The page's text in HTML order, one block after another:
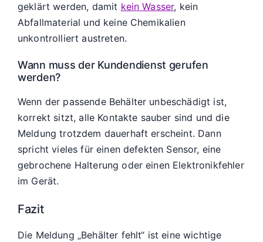
geklärt werden, damit kein Wasser, kein
Abfallmaterial und keine Chemikalien
unkontrolliert austreten.
Wann muss der Kundendienst gerufen
werden?
Wenn der passende Behälter unbeschädigt ist,
korrekt sitzt, alle Kontakte sauber sind und die
Meldung trotzdem dauerhaft erscheint. Dann
spricht vieles für einen defekten Sensor, eine
gebrochene Halterung oder einen Elektronikfehler
im Gerät.
Fazit
Die Meldung „Behälter fehlt“ ist eine wichtige